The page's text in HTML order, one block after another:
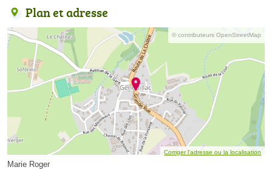
Plan et adresse
© contributeurs OpenStreetMap
Corriger l’adresse ou la localisation
Marie Roger